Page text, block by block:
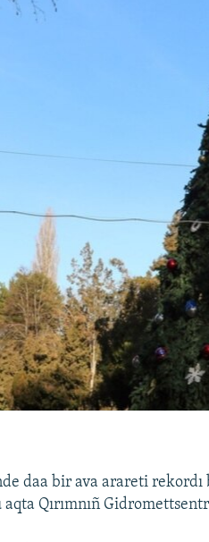
daa bir ava arareti rekordı
aqta Qırımnıñ